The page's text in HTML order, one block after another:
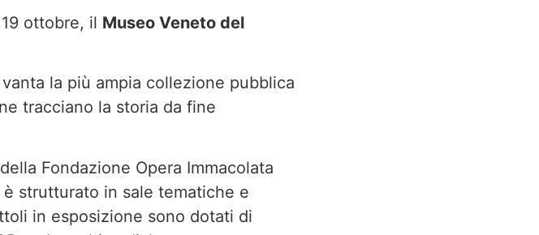
ottobre, il Museo Veneto del
la più ampia collezione pubblica
tracciano la storia da fine
della Fondazione Opera Immacolata
strutturato in sale tematiche e
in esposizione sono dotati di